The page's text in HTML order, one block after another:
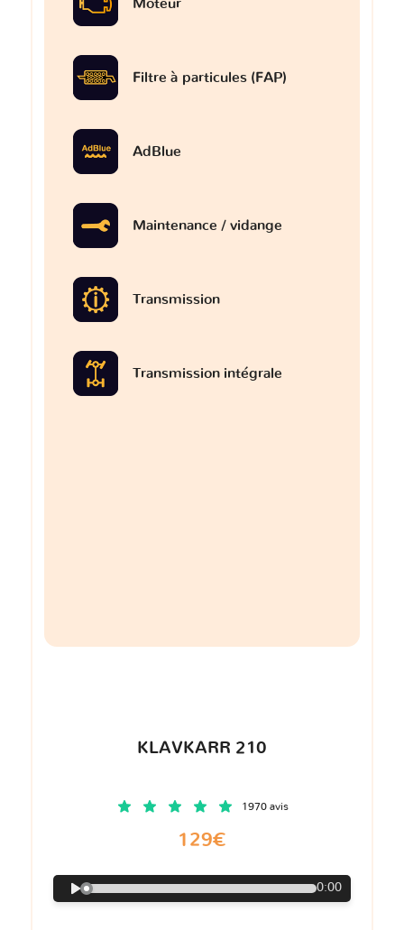
Moteur
Filtre à particules (FAP)
AdBlue
Maintenance / vidange
Transmission
Transmission intégrale
KLAVKARR 210
1970 avis
129€
0:00